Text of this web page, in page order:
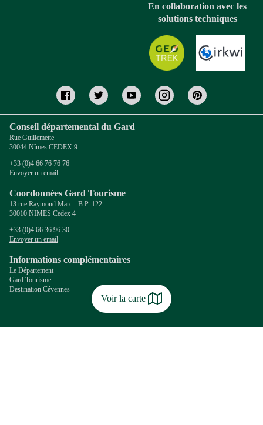
Voir la carte
En collaboration avec les
solutions techniques
Conseil départemental du Gard
Rue Guillemette
30044 Nîmes CEDEX 9
+33 (0)4 66 76 76 76
Envoyer un email
Coordonnées Gard Tourisme
13 rue Raymond Marc - B.P. 122
30010 NIMES Cedex 4
+33 (0)4 66 36 96 30
Envoyer un email
Informations complémentaires
Le Département
Gard Tourisme
Destination Cévennes